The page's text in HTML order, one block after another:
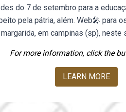
do 7 de setembro para a
pela pátria, além. Web🎤 para
em campinas (sp), neste
For more information, click the
LEARN MORE